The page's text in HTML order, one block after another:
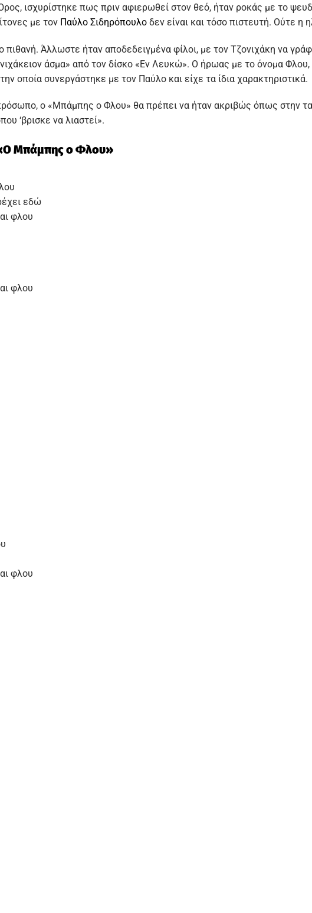
ισχυρίστηκε πως πριν αφιερωθεί στον θεό, ήταν ροκάς με το
με τον Παύλο Σιδηρόπουλο δεν είναι και τόσο πιστευτή. Ούτε η
πιθανή. Άλλωστε ήταν αποδεδειγμένα φίλοι, με τον Τζονιχάκη να
άσμα» από τον δίσκο «Εν Λευκώ». Ο ήρωας με το όνομα Φλου,
οποία συνεργάστηκε με τον Παύλο και είχε τα ίδια χαρακτηριστικά.
ο «Μπάμπης ο Φλου» θα πρέπει να ήταν ακριβώς όπως στην
‘βρισκε να λιαστεί».
«Ο Μπάμπης ο Φλου»
εδώ
φλου
φλου
φλου